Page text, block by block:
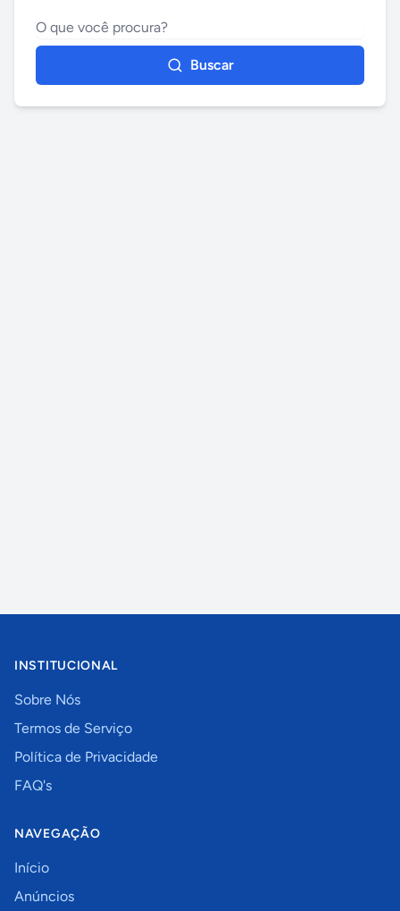
Buscar
INSTITUCIONAL
Sobre Nós
Termos de Serviço
Política de Privacidade
FAQ's
NAVEGAÇÃO
Início
Anúncios